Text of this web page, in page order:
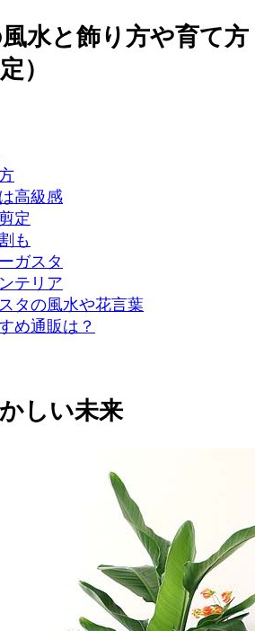
水と飾り方や育て方
）
高級感
定
も
ガスタ
テリア
タの風水や花言葉
め通販は？
しい未来